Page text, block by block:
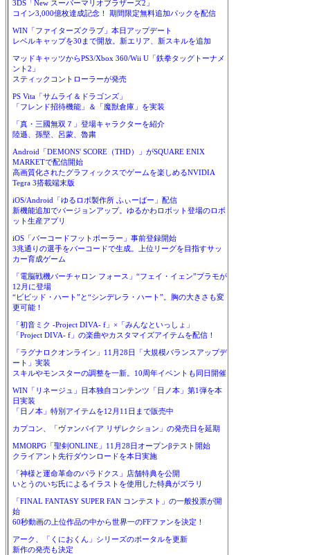
3DS「New スーパーマリオブラザーズ2」
コイン3,000億枚達成記念！ 期間限定無料追加パックを配信
WIN「ファイターズクラブ」本日アップデート
レベルキャップを30まで開放。新エリア、新スキルを追加
マッドキャッツからPS3/Xbox 360/Wii U「鉄拳タッグトーナメ
ント2」
スティックコントローラーが発売
PS Vita「サムライ＆ドラゴンズ」
「フレンド招待機能」＆「魔獣倉庫」を実装
「真・三國無双７」登場キャラクターを紹介
陸遜、孫堅、呂蒙、魯粛
Android「DEMONS' SCORE（THD）」がSQUARE ENIX
MARKETで配信開始
高画質化されたグラフィックスでゲームを楽しめるNVIDIA
Tegra 3搭載端末版
iOS/Android「ゆるロボ製作所 ふぃーばー」配信
新機能追加でバージョンアップ。ゆるかわロボット登場のロボ
ット生産アプリ
iOS「バーコードフットボーラー」事前登録開始
3兆通りの選手をバーコードで生成。上位リーグを目指すサッ
カー育成ゲーム
「電脳戦機バーチャロン フォース」“フェイ・イェン”プラモが
12月に登場
“ビビッド・ハート”と“シンデレラ・ハート”。胸の大きさも変
更可能！
「初音ミク -Project DIVA- f」×「みんなといっしょ」
「Project DIVA- f」の楽曲やカスタマイズアイテムを配信！
「ラグナロクオンライン」11月28日「大規模バランスアップデ
ート」実装
スキルやモンスターの調整を一新。10周年イベントも同日開催
WIN「リネージュ」日本独自コンテンツ「日ノ本」第1弾を本
日実装
「日ノ本」特別アイテムを12月11日まで販売中
カプコン、「ヴァンパイア リザレクション」の発売日を延期
MMORPG「聖剣ONLINE」11月28日オープンβテスト開始
クライアント先行ダウンロードを本日実施
「神様と運命革命のパラドクス」店舗特典を公開
いとうのいぢ氏によるイラストを使用した特典がズラリ
「FINAL FANTASY SUPER FAN コンテスト」の一般投票が開
始
60秒動画の上位作品の中から世界一のFFファンを決定！
アーク、「くにおくん」シリーズのポータルを更新
新作の発売も決定